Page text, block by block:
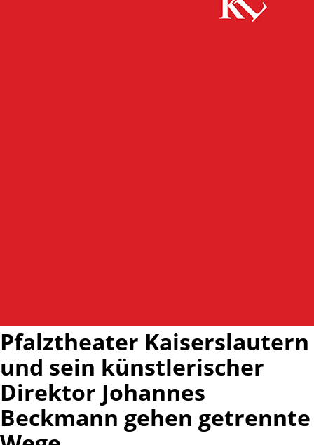
Pfalztheater Kaiserslautern
und sein künstlerischer
Direktor Johannes
Beckmann gehen getrennte